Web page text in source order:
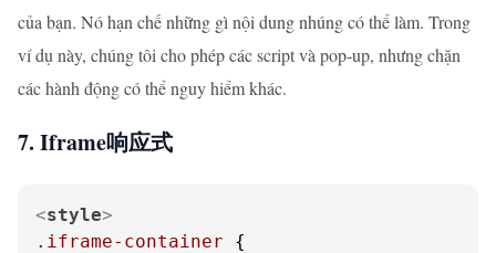
của bạn. Nó hạn chế những gì nội dung nhúng có thể làm. Trong
ví dụ này, chúng tôi cho phép các script và pop-up, nhưng chặn
các hành động có thể nguy hiểm khác.
7. Iframe响应式
<style>
.iframe-container